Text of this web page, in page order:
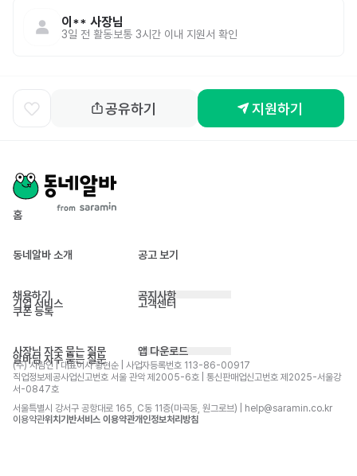
이** 사장님
3일 전 활동보통 3시간 이내 지원서 확인
공유하기 지원하기
홈
동네알바 소개 공고 보기
채용하기
기업 서비스
쿠폰 등록
공지사항
고객센터
사장님 자주 묻는 질문
알바님 자주 묻는 질문
앱 다운로드
(주) 사람인 | 대표이사 황현순 | 사업자등록번호 113-86-00917
직업정보제공사업신고번호 서울 관악 제2005-6호 | 통신판매업신고번호 제2025-서울강
서-0847호
서울특별시 강서구 공항대로 165, C동 11층(마곡동, 원그로브) | help@saramin.co.kr
이용약관위치기반서비스 이용약관개인정보처리방침